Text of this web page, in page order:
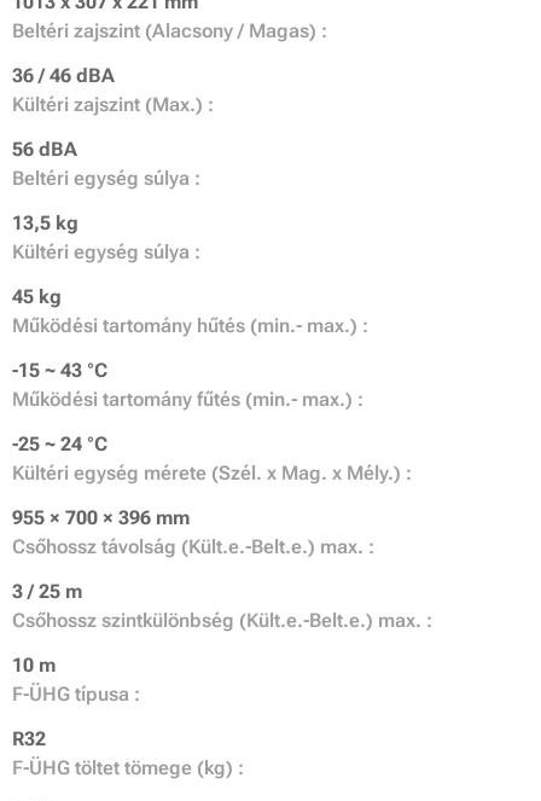
Beltéri zajszint (Alacsony / Magas) :
36 / 46 dBA
Kültéri zajszint (Max.) :
56 dBA
Beltéri egység súlya :
13,5 kg
Kültéri egység súlya :
45 kg
Működési tartomány hűtés (min.- max.) :
-15 ~ 43 °C
Működési tartomány fűtés (min.- max.) :
-25 ~ 24 °C
Kültéri egység mérete (Szél. x Mag. x Mély.) :
955 × 700 × 396 mm
Csőhossz távolság (Kült.e.-Belt.e.) max. :
3 / 25 m
Csőhossz szintkülönbség (Kült.e.-Belt.e.) max. :
10 m
F-ÜHG típusa :
R32
F-ÜHG töltet tömege (kg) :